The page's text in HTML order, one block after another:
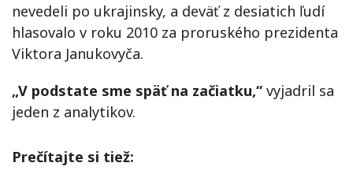
nevedeli po ukrajinsky, a deväť z desiatich ľudí
hlasovalo v roku 2010 za proruského prezidenta
Viktora Janukovyča.
„V podstate sme späť na začiatku,“ vyjadril sa
jeden z analytikov.
Prečítajte si tiež: